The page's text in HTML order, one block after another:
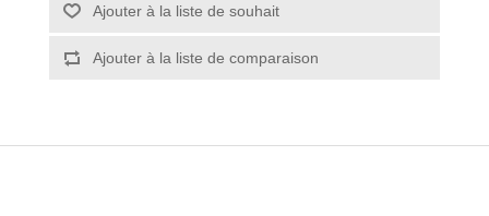
Ajouter à la liste de souhait
Ajouter à la liste de comparaison